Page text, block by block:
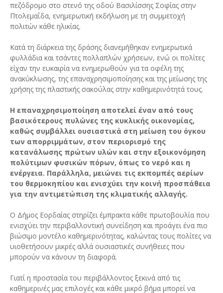
πεζόδρομο στο στενό της οδού Βασιλίσσης Σοφίας στην
Πτολεμαΐδα, ενημερωτική εκδήλωση με τη συμμετοχή
πολιτών κάθε ηλικίας.
Κατά τη διάρκεια της δράσης διανεμήθηκαν ενημερωτικά
φυλλάδια και τσάντες πολλαπλών χρήσεων, ενώ οι πολίτες
είχαν την ευκαιρία να ενημερωθούν για τα οφέλη της
ανακύκλωσης, της επαναχρησιμοποίησης και της μείωσης της
χρήσης της πλαστικής σακούλας στην καθημερινότητά τους.
Η επαναχρησιμοποίηση αποτελεί έναν από τους
βασικότερους πυλώνες της κυκλικής οικονομίας,
καθώς συμβάλλει ουσιαστικά στη μείωση του όγκου
των απορριμμάτων, στον περιορισμό της
κατανάλωσης πρώτων υλών και στην εξοικονόμηση
πολύτιμων φυσικών πόρων, όπως το νερό και η
ενέργεια. Παράλληλα, μειώνει τις εκπομπές αερίων
του θερμοκηπίου και ενισχύει την κοινή προσπάθεια
για την αντιμετώπιση της κλιματικής αλλαγής.
Ο Δήμος Εορδαίας στηρίζει έμπρακτα κάθε πρωτοβουλία που
ενισχύει την περιβαλλοντική συνείδηση και προάγει ένα πιο
βιώσιμο μοντέλο καθημερινότητας, καλώντας τους πολίτες να
υιοθετήσουν μικρές αλλά ουσιαστικές συνήθειες που
μπορούν να κάνουν τη διαφορά.
Γιατί η προστασία του περιβάλλοντος ξεκινά από τις
καθημερινές μας επιλογές και κάθε μικρό βήμα μπορεί να